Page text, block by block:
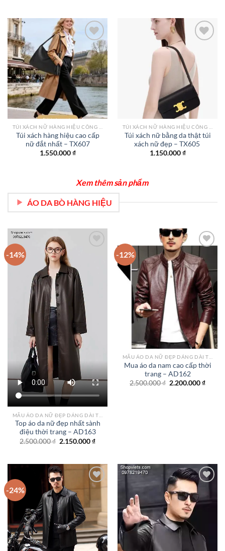
Add to
wishlist
Túi xách hàng hiệu cao cấp
nữ đắt nhất – TX607
1.550.000₫
Add to
wishlist
Túi xách nữ bằng da thật túi
xách nữ đẹp – TX605
1.150.000₫
Xem thêm sản phẩm
ÁO DA BÒ HÀNG HIỆU
-14%
Top áo da nữ đẹp nhất sành
điệu thời trang – AD163
2.500.000₫ Giá
2.150.000₫Giá
2.150.000 ₫.
-12%
Add to
wishlist
Mua áo da nam cao cấp thời
trang – AD162
2.500.000₫ Giá
2.200.000₫Giá
-24%
Add to
wishlist
Add to